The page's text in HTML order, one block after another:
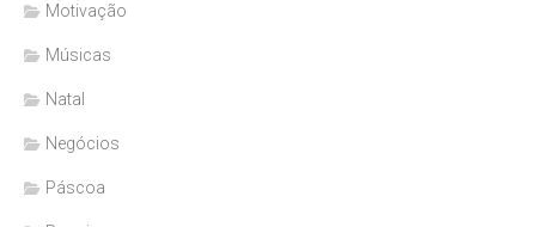
Motivação
Músicas
Natal
Negócios
Páscoa